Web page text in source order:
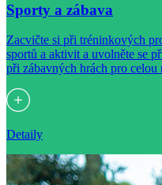
Sporty a zábava
Zacvičte si při tréninkových
sportů a aktivit a uvolněte se
při zábavných hrách pro celou
Detaily